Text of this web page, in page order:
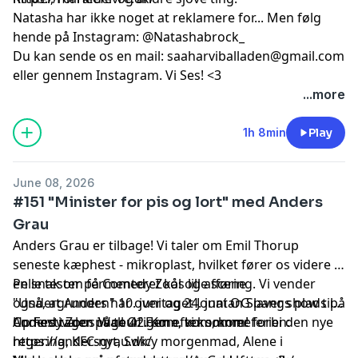
Natasha har ikke noget at reklamere for... Men følg
hende på Instagram: @Natashabrock_
Du kan sende os en mail: saaharviballaden@gmail.com
eller gennem Instagram. Vi Ses! <3
Hosted by Simplecast, an AdsWizz company. See
pcm.adswizz.com
for information about our collection
and use of personal data for advertising.
...more
1h 8min Play
June 08, 2026
#151 "Minister for pis og lort" med Anders
Grau
Anders Grau er tilbage! Vi taler om Emil Thorup
seneste kæphest - mikroplast, hvilket fører os videre til
en snak om fermenteret kål og afføring. Vi vender
også, at Anders har overtaget Jonatan Spangs plads på
Comedy Zoos Wall Of Fame, vi kommer forbi den nye
regering, KFC-nyt, Swicy morgenmad, Alene i
Pelle tester på Comedy Zoos lille scene
"Undergrunden"10. juni og24. juniOG laver show til
UpFestivalen i uge 42. Kom, kom, kom!
Anders tager på tour igen efter sommeferien:
https://andersgrau.dk/